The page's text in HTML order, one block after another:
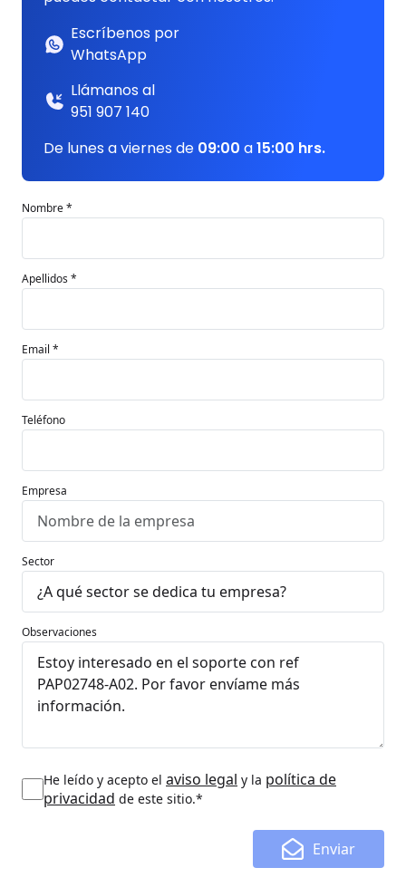
Escríbenos por
WhatsApp
Llámanos al
951 907 140
De lunes a viernes de 09:00 a15:00 hrs.
Nombre *
Apellidos *
Email *
Teléfono
Empresa
Sector
Observaciones
He leído y acepto el aviso legal y la política de
privacidad de este sitio.*
Enviar